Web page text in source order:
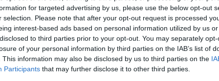
for targeted advertising by us, please use the below opt-out
selection. Please note that after your opt-out request is processed
interest-based ads based on personal information utilized by us
to third parties prior to your opt-out. You may separately
of your personal information by third parties on the IAB’s list of
This information may also be disclosed by us to third parties on the
Participants that may further disclose it to other third parties.
την αστρολόγο Λίτσα
εστιάσεις